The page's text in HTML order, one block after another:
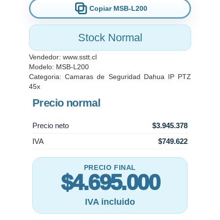
Copiar MSB-L200
Stock Normal
Vendedor: www.sstt.cl
Modelo: MSB-L200
Categoria:Camaras de Seguridad Dahua IP PTZ
45x
Precio normal
Precio neto
$3.945.378
IVA
$749.622
PRECIO FINAL
$4.695.000
IVA incluido